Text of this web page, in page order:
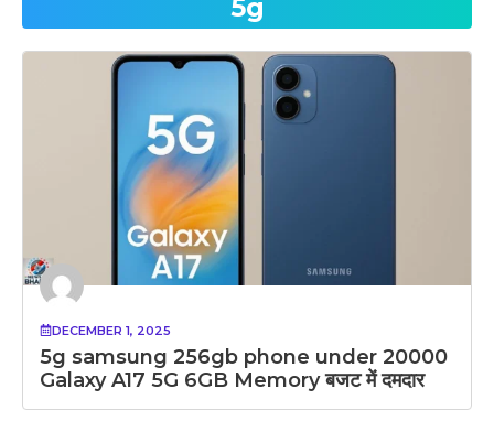
5g
DECEMBER 1, 2025
5g samsung 256gb phone under 20000
Galaxy A17 5G 6GB Memory बजट में दमदार